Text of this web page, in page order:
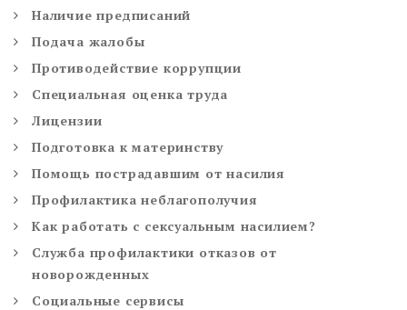
Наличие предписаний
Подача жалобы
Противодействие коррупции
Специальная оценка труда
Лицензии
Подготовка к материнству
Помощь пострадавшим от насилия
Профилактика неблагополучия
Как работать с сексуальным насилием?
Служба профилактики отказов от
новорожденных
Социальные сервисы